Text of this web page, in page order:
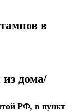
в
из дома/
РФ, в пункт